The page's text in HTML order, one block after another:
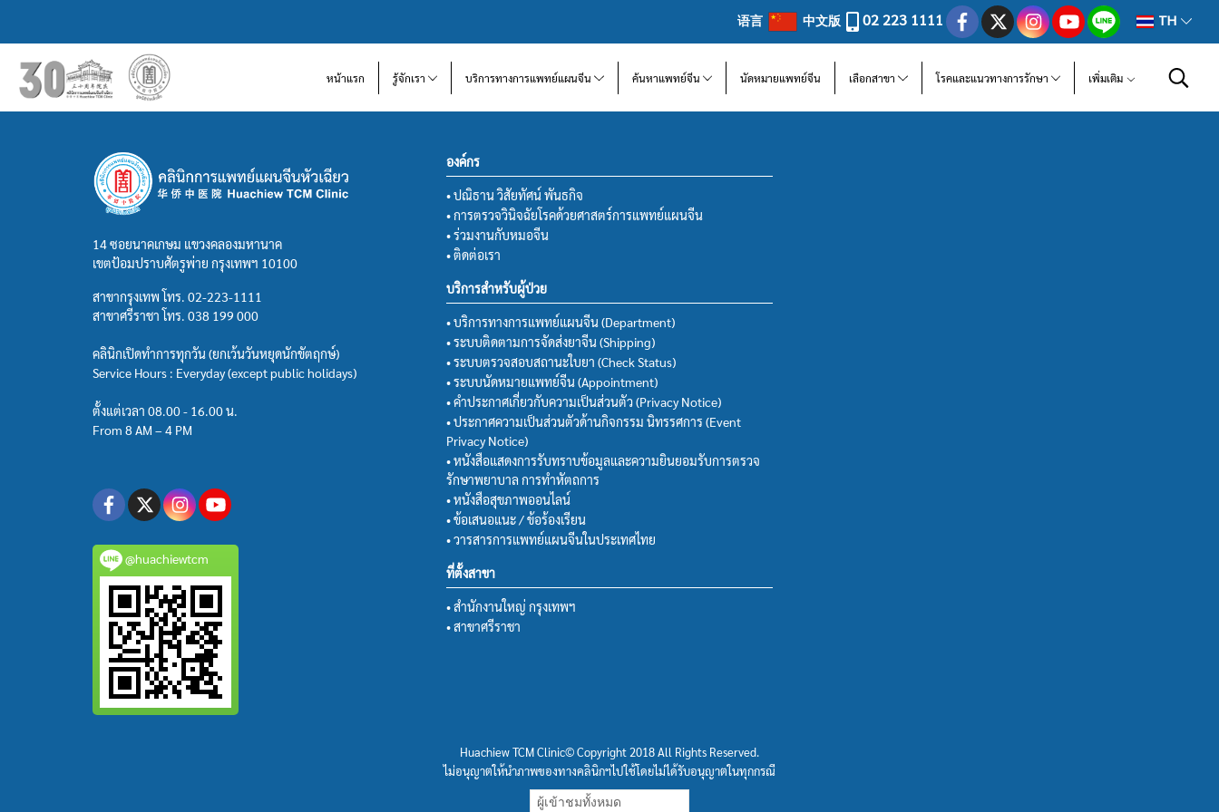
语言 中文版 02 223 1111 TH
หน้าแรก รู้จักเรา บริการทางการแพทย์แผนจีน ค้นหาแพทย์จีน นัดหมายแพทย์จีน เลือกสาขา โรคและแนวทางการรักษา เพิ่มเติม
14 ซอยนาคเกษม แขวงคลองมหานาค
เขตป้อมปราบศัตรูพ่าย กรุงเทพฯ 10100
สาขากรุงเทพ โทร. 02-223-1111
สาขาศรีราชา โทร. 038 199 000
คลินิกเปิดทำการทุกวัน (ยกเว้นวันหยุดนักขัตฤกษ์)
Service Hours : Everyday (except public holidays)
ตั้งแต่เวลา 08.00 - 16.00 น.
From 8 AM – 4 PM
@huachiewtcm
องค์กร
• ปณิธาน วิสัยทัศน์ พันธกิจ
• การตรวจวินิจฉัยโรคด้วยศาสตร์การแพทย์แผนจีน
• ร่วมงานกับหมอจีน
• ติดต่อเรา
บริการสำหรับผู้ป่วย
• บริการทางการแพทย์แผนจีน (Department)
• ระบบติดตามการจัดส่งยาจีน (Shipping)
• ระบบตรวจสอบสถานะใบยา (Check Status)
• ระบบนัดหมายแพทย์จีน (Appointment)
• คำประกาศเกี่ยวกับความเป็นส่วนตัว (Privacy Notice)
• ประกาศความเป็นส่วนตัวด้านกิจกรรม นิทรรศการ (Event
Privacy Notice)
• หนังสือแสดงการรับทราบข้อมูลและความยินยอมรับการตรวจ
รักษาพยาบาล การทำหัตถการ
• หนังสือสุขภาพออนไลน์
• ข้อเสนอแนะ / ข้อร้องเรียน
• วารสารการแพทย์แผนจีนในประเทศไทย
ที่ตั้งสาขา
• สำนักงานใหญ่ กรุงเทพฯ
• สาขาศรีราชา
Huachiew TCM Clinic© Copyright 2018 All Rights Reserved.
ไม่อนุญาตให้นำภาพของทางคลินิกฯไปใช้โดยไม่ได้รับอนุญาตในทุกกรณี
ผู้เข้าชมทั้งหมด